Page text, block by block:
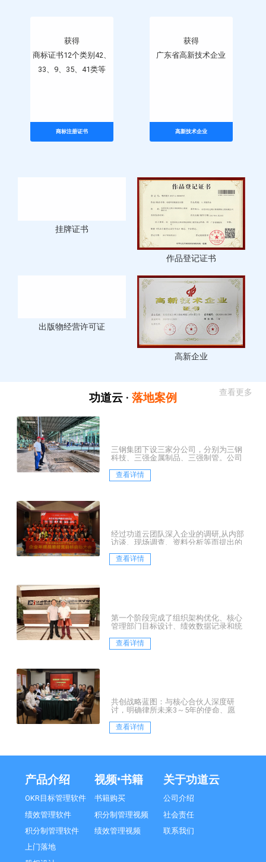
获得
商标证书12个类别42、
商标注册证书
获得
高新技术企业
挂牌证书
作品登记证书
高新企业
功道云 · 落地案例 查看更多
三钢集团下设三家分公司，分别为三钢
科技、三强金属制品、三强制管。公司
镇，是一家集中...
查看详情
经过功道云团队深入企业的调研,从内部
访谈、现场调查、资料分析等而提出的
查看详情
第一个阶段完成了组织架构优化、核心
管理部门目标设计、绩效数据记录和统
查看详情
共创战略蓝图：与核心合伙人深度研
讨，明确律所未来3～5年的使命、愿
查看详情
产品介绍 视频•书籍 关于功道云
OKR目标管理软件
绩效管理软件
积分制管理软件
上门落地
书籍购买
积分制管理视频
绩效管理视频
公司介绍
社会责任
联系我们